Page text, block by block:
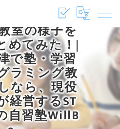
室の様子を
めてみた！|
で塾・学習
ラミング教
なら、現役
経営するST
自習塾WillB